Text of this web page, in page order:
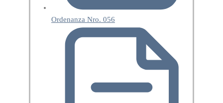
Ordenanza Nro. 056